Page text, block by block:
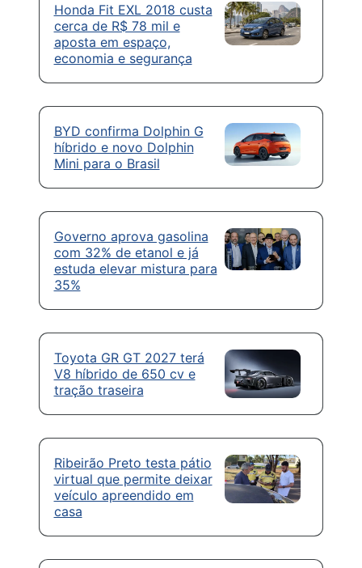
Honda Fit EXL 2018 custa
cerca de R$ 78 mil e
aposta em espaço,
economia e segurança
BYD confirma Dolphin G
híbrido e novo Dolphin
Mini para o Brasil
Governo aprova gasolina
com 32% de etanol e já
estuda elevar mistura para
35%
Toyota GR GT 2027 terá
V8 híbrido de 650 cv e
tração traseira
Ribeirão Preto testa pátio
virtual que permite deixar
veículo apreendido em
casa